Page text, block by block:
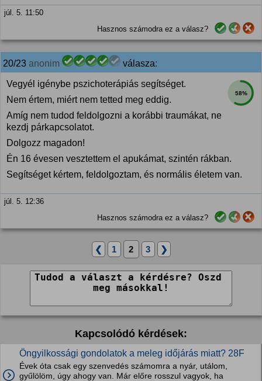
júl. 5. 11:50
Hasznos számodra ez a válasz?
20/23 anonim válasza:
58%
Vegyél igénybe pszichoterápiás segítséget.
Nem értem, miért nem tetted meg eddig.
Amíg nem tudod feldolgozni a korábbi traumákat, ne
kezdj párkapcsolatot.
Dolgozz magadon!
Én 16 évesen vesztettem el apukámat, szintén rákban.
Segítséget kértem, feldolgoztam, és normális életem van.
júl. 5. 12:36
Hasznos számodra ez a válasz?
❮ 1 2 3 ❯
Kapcsolódó kérdések:
Öngyilkossági gondolatok a meleg időjárás miatt? 28F
Évek óta csak egy szenvedés számomra a nyár, utálom,
gyűlölöm, úgy ahogy van. Már előre rosszul vagyok, ha